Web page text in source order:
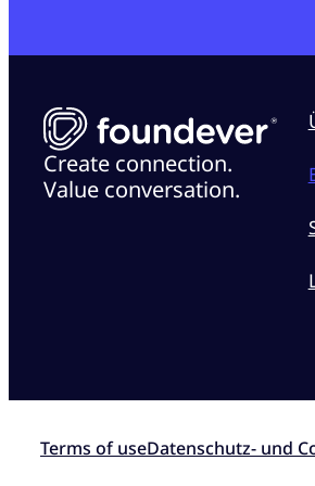
Create connection.
Value conversation.
Terms of useDatenschutz- und